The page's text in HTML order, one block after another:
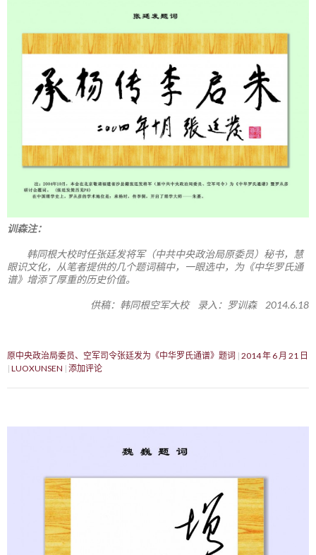
训森注：
韩同根大校时任张廷发将军（中共中央政治局原委员）秘书，慧
眼识文化，从笔者提供的几个题词稿中，一眼选中，为《中华罗氏通
谱》增添了厚重的历史价值。
供稿：韩同根空军大校 录入：罗训森 2014.6.18
原中央政治局委员、空军司令张廷发为《中华罗氏通谱》题词 2014 年 6 月 21 日
LUOXUNSEN 添加评论